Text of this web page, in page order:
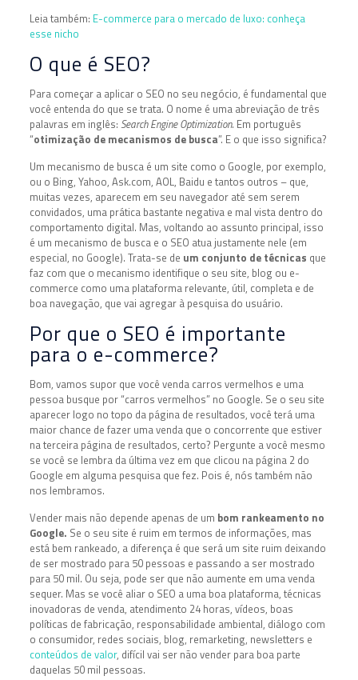
Leia também: E-commerce para o mercado de luxo: conheça
esse nicho
O que é SEO?
Para começar a aplicar o SEO no seu negócio, é fundamental que
você entenda do que se trata. O nome é uma abreviação de três
palavras em inglês: Search Engine Optimization. Em português
“otimização de mecanismos de busca”. E o que isso significa?
Um mecanismo de busca é um site como o Google, por exemplo,
ou o Bing, Yahoo, Ask.com, AOL, Baidu e tantos outros – que,
muitas vezes, aparecem em seu navegador até sem serem
convidados, uma prática bastante negativa e mal vista dentro do
comportamento digital. Mas, voltando ao assunto principal, isso
é um mecanismo de busca e o SEO atua justamente nele (em
especial, no Google). Trata-se de um conjunto de técnicas que
faz com que o mecanismo identifique o seu site, blog ou e-
commerce como uma plataforma relevante, útil, completa e de
boa navegação, que vai agregar à pesquisa do usuário.
Por que o SEO é importante
para o e-commerce?
Bom, vamos supor que você venda carros vermelhos e uma
pessoa busque por “carros vermelhos” no Google. Se o seu site
aparecer logo no topo da página de resultados, você terá uma
maior chance de fazer uma venda que o concorrente que estiver
na terceira página de resultados, certo? Pergunte a você mesmo
se você se lembra da última vez em que clicou na página 2 do
Google em alguma pesquisa que fez. Pois é, nós também não
nos lembramos.
Vender mais não depende apenas de um bom rankeamento no
Google. Se o seu site é ruim em termos de informações, mas
está bem rankeado, a diferença é que será um site ruim deixando
de ser mostrado para 50 pessoas e passando a ser mostrado
para 50 mil. Ou seja, pode ser que não aumente em uma venda
sequer. Mas se você aliar o SEO a uma boa plataforma, técnicas
inovadoras de venda, atendimento 24 horas, vídeos, boas
políticas de fabricação, responsabilidade ambiental, diálogo com
o consumidor, redes sociais, blog, remarketing, newsletters e
conteúdos de valor, difícil vai ser não vender para boa parte
daquelas 50 mil pessoas.